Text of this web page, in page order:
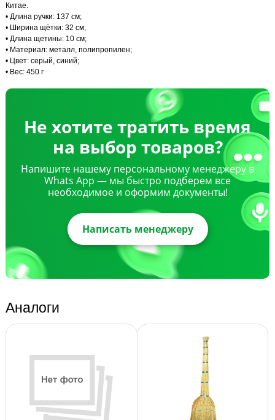
Китае.
• Длина ручки: 137 см;
• Ширина щётки: 32 см;
• Длина щетины: 10 см;
• Материал: металл, полипропилен;
• Цвет: серый, синий;
• Вес: 450 г
Не хотите тратить время
на выбор товаров?
Напишите нашему персональному менеджеру в
Whats App — мы быстро подберем все
необходимое и оформим документы!
Написать менеджеру
Аналоги